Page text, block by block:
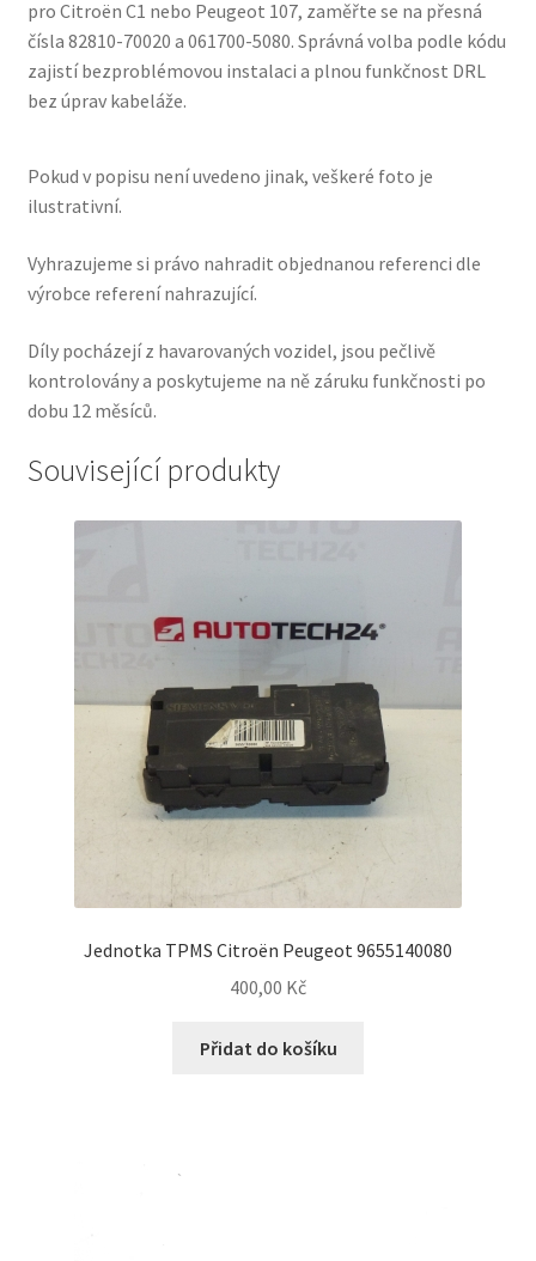
pro Citroën C1 nebo Peugeot 107, zaměřte se na přesná
čísla 82810-70020 a 061700-5080. Správná volba podle kódu
zajistí bezproblémovou instalaci a plnou funkčnost DRL
bez úprav kabeláže.
Pokud v popisu není uvedeno jinak, veškeré foto je
ilustrativní.
Vyhrazujeme si právo nahradit objednanou referenci dle
výrobce referení nahrazující.
Díly pocházejí z havarovaných vozidel, jsou pečlivě
kontrolovány a poskytujeme na ně záruku funkčnosti po
dobu 12 měsíců.
Související produkty
Jednotka TPMS Citroën Peugeot 9655140080
400,00 Kč
Přidat do košíku